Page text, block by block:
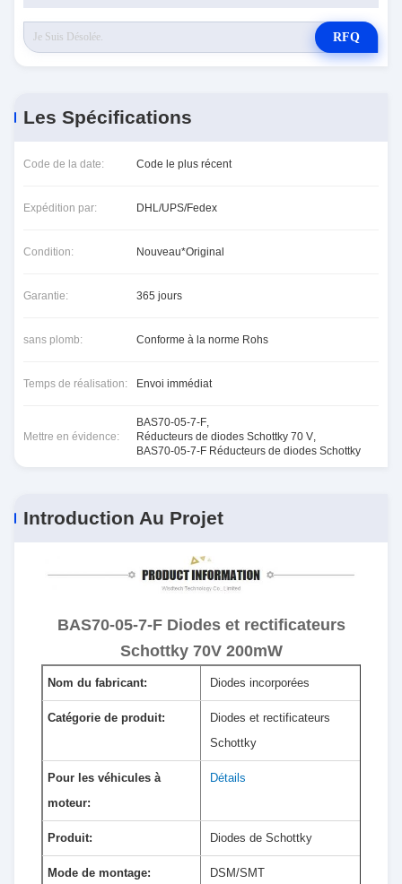
RFQ
Les Spécifications
Code de la date: Code le plus récent
Expédition par: DHL/UPS/Fedex
Condition: Nouveau*Original
Garantie: 365 jours
sans plomb: Conforme à la norme Rohs
Temps de réalisation: Envoi immédiat
Mettre en évidence:
BAS70-05-7-F,
Réducteurs de diodes Schottky 70 V,
BAS70-05-7-F Réducteurs de diodes Schottky
Introduction Au Projet
BAS70-05-7-F Diodes et rectificateurs
Schottky 70V 200mW
Nom du fabricant: Diodes incorporées
Catégorie de produit:
Diodes et rectificateurs
Schottky
Pour les véhicules à
moteur:
Détails
Produit: Diodes de Schottky
Mode de montage: DSM/SMT